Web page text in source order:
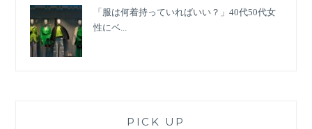
「服は何着持っていればいい？」40代50代女
性にベ...
PICK UP